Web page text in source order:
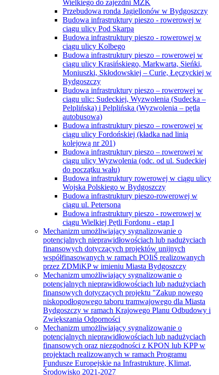
Wielkiego do zajezdni MZK
Przebudowa ronda Jagiellonów w Bydgoszczy
Budowa infrastruktury pieszo - rowerowej w
ciągu ulicy Pod Skarpą
Budowa infrastruktury pieszo - rowerowej w
ciągu ulicy Kolbego
Budowa infrastruktury pieszo – rowerowej w
ciągu ulicy Krasińskiego, Markwarta, Sieńki,
Moniuszki, Skłodowskiej – Curie, Łęczyckiej w
Bydgoszczy
Budowa infrastruktury pieszo – rowerowej w
ciągu ulic: Sudeckiej, Wyzwolenia (Sudecka –
Pelplińska) i Pelplińska (Wyzwolenia – pętla
autobusowa)
Budowa infrastruktury pieszo – rowerowej w
ciągu ulicy Fordońskiej (kładka nad linią
kolejową nr 201)
Budowa infrastruktury pieszo – rowerowej w
ciągu ulicy Wyzwolenia (odc. od ul. Sudeckiej
do początku wału)
Budowa infrastruktury rowerowej w ciągu ulicy
Wojska Polskiego w Bydgoszczy
Budowa infrastruktury pieszo-rowerowej w
ciągu ul. Petersona
Budowa infrastruktury pieszo - rowerowej w
ciągu Wielkiej Pętli Fordonu - etap I
Mechanizm umożliwiający sygnalizowanie o
potencjalnych nieprawidłowościach lub nadużyciach
finansowych dotyczących projektów unijnych
współfinasowanych w ramach POIiŚ realizowanych
przez ZDMiKP w imieniu Miasta Bydgoszczy
Mechanizm umożliwiający sygnalizowanie o
potencjalnych nieprawidłowościach lub nadużyciach
finansowych dotyczących projektu "Zakup nowego
niskopodłogowego taboru tramwajowego dla Miasta
Bydgoszczy w ramach Krajowego Planu Odbudowy i
Zwiększania Odporności
Mechanizm umożliwiający sygnalizowanie o
potencjalnych nieprawidłowościach lub nadużyciach
finansowych oraz niezgodności z KPON lub KPP w
projektach realizowanych w ramach Programu
Fundusze Europejskie na Infrastrukturę, Klimat,
Środowisko 2021-2027